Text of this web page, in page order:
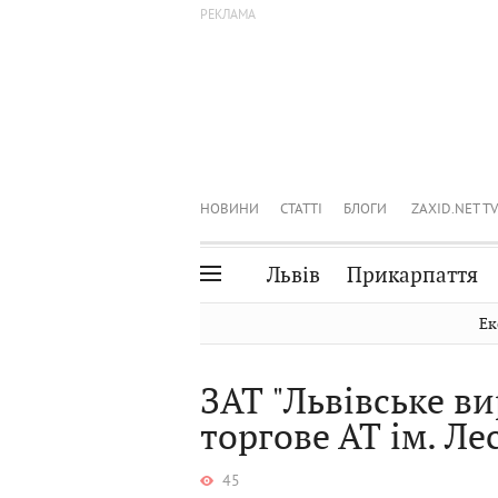
НОВИНИ СТАТТІ БЛОГИ ZAXID.NET TV
Львів Прикарпаття
Волинь
Закарпаття
Чернівці
Шептицький
ЗАТ "Львівське
торгове АТ ім.
45